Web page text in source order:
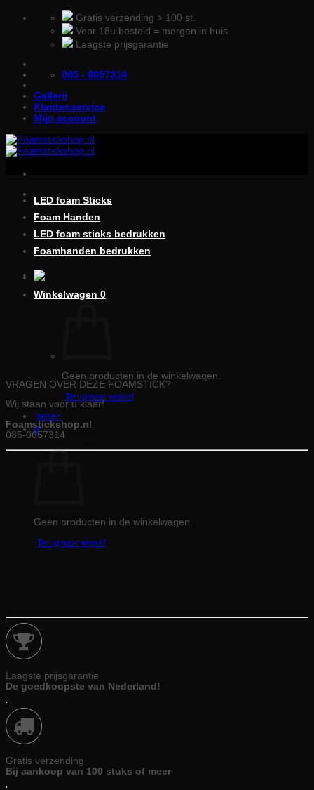
Gratis verzending > 100 st.
Voor 18u besteld = morgen in huis
Laagste prijsgarantie
085 - 0657314
Gallerij
Klantenservice
Mijn account
LED foam Sticks
Foam Handen
LED foam sticks bedrukken
Foamhanden bedrukken
Winkelwagen 0
Geen producten in de winkelwagen.
Terug naar winkel
bellen
0
Geen producten in de winkelwagen.
Terug naar winkel
VRAGEN OVER DEZE FOAMSTICK?
Wij staan voor u klaar!
Foamstickshop.nl
085-0657314
Laagste prijsgarantie
De goedkoopste van Nederland!
Gratis verzending
Bij aankoop van 100 stuks of meer